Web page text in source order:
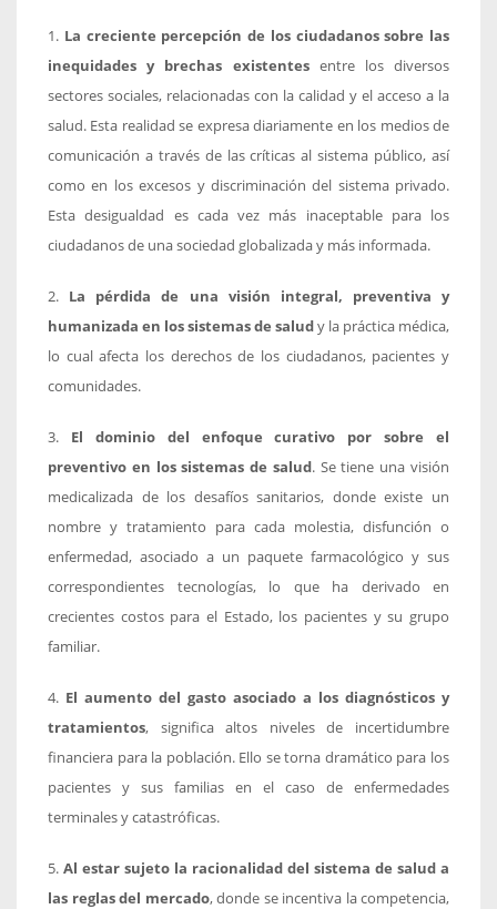
1. La creciente percepción de los ciudadanos sobre las
inequidades y brechas existentesentre los diversos
sectores sociales, relacionadas con la calidad y el acceso a la
salud. Esta realidad se expresa diariamente en los medios de
comunicación a través de las críticas al sistema público, así
como en los excesos y discriminación del sistema privado.
Esta desigualdad es cada vez más inaceptable para los
ciudadanos de una sociedad globalizada y más informada.
2. La pérdida de una visión integral, preventiva y
humanizada en los sistemas de saludy la práctica médica,
lo cual afecta los derechos de los ciudadanos, pacientes y
comunidades.
3. El dominio del enfoque curativo por sobre el
preventivo en los sistemas de salud. Se tiene una visión
medicalizada de los desafíos sanitarios, donde existe un
nombre y tratamiento para cada molestia, disfunción o
enfermedad, asociado a un paquete farmacológico y sus
correspondientes tecnologías, lo que ha derivado en
crecientes costos para el Estado, los pacientes y su grupo
familiar.
4. El aumento del gasto asociado a los diagnósticos y
tratamientos, significa altos niveles de incertidumbre
financiera para la población. Ello se torna dramático para los
pacientes y sus familias en el caso de enfermedades
terminales y catastróficas.
5. Al estar sujeto la racionalidad del sistema de salud a
las reglas del mercado, donde se incentiva la competencia,